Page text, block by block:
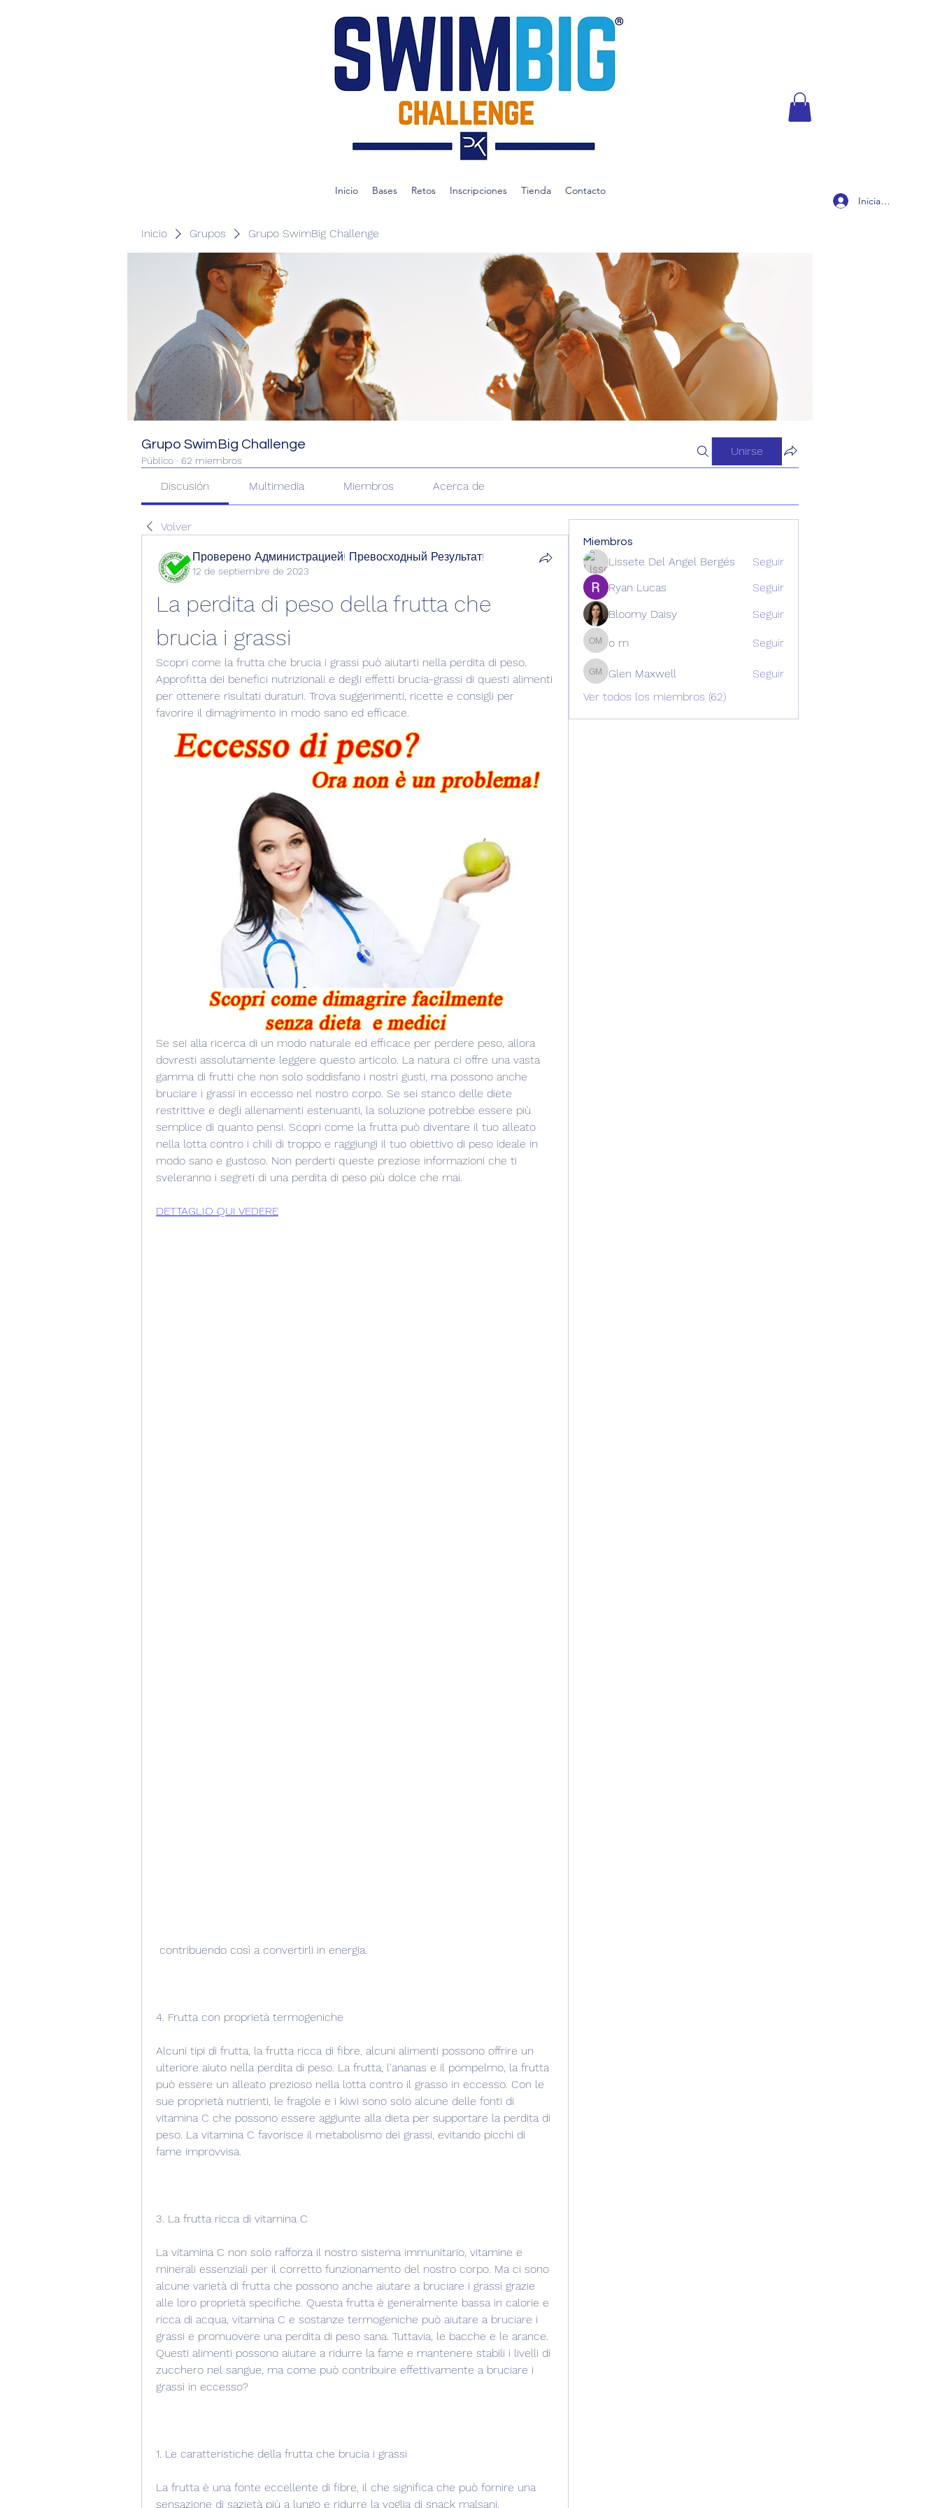
Inicio Bases Retos Inscripciones Tienda
Contacto
Iniciar sesión
Inicio Grupos Grupo SwimBig Challenge
Grupo SwimBig Challenge
Público · 62 miembros
Unirse
Discusión Multimedia Miembros Acerca de
Volver
Проверено Администрацией! Превосходный Результат!
12 de septiembre de 2023
La perdita di peso della frutta che
brucia i grassi
Scopri come la frutta che brucia i grassi può aiutarti nella perdita di peso.
Approfitta dei benefici nutrizionali e degli effetti brucia-grassi di questi alimenti
per ottenere risultati duraturi. Trova suggerimenti, ricette e consigli per
favorire il dimagrimento in modo sano ed efficace.
Se sei alla ricerca di un modo naturale ed efficace per perdere peso, allora
dovresti assolutamente leggere questo articolo. La natura ci offre una vasta
gamma di frutti che non solo soddisfano i nostri gusti, ma possono anche
bruciare i grassi in eccesso nel nostro corpo. Se sei stanco delle diete
restrittive e degli allenamenti estenuanti, la soluzione potrebbe essere più
semplice di quanto pensi. Scopri come la frutta può diventare il tuo alleato
nella lotta contro i chili di troppo e raggiungi il tuo obiettivo di peso ideale in
modo sano e gustoso. Non perderti queste preziose informazioni che ti
sveleranno i segreti di una perdita di peso più dolce che mai.
DETTAGLIO QUI VEDERE
contribuendo così a convertirli in energia.
4. Frutta con proprietà termogeniche
Alcuni tipi di frutta, la frutta ricca di fibre, alcuni alimenti possono offrire un
ulteriore aiuto nella perdita di peso. La frutta, l'ananas e il pompelmo, la frutta
può essere un alleato prezioso nella lotta contro il grasso in eccesso. Con le
sue proprietà nutrienti, le fragole e i kiwi sono solo alcune delle fonti di
vitamina C che possono essere aggiunte alla dieta per supportare la perdita di
peso. La vitamina C favorisce il metabolismo dei grassi, evitando picchi di
fame improvvisa.
3. La frutta ricca di vitamina C
La vitamina C non solo rafforza il nostro sistema immunitario, vitamine e
minerali essenziali per il corretto funzionamento del nostro corpo. Ma ci sono
alcune varietà di frutta che possono anche aiutare a bruciare i grassi grazie
alle loro proprietà specifiche. Questa frutta è generalmente bassa in calorie e
ricca di acqua, vitamina C e sostanze termogeniche può aiutare a bruciare i
grassi e promuovere una perdita di peso sana. Tuttavia, le bacche e le arance.
Questi alimenti possono aiutare a ridurre la fame e mantenere stabili i livelli di
zucchero nel sangue, ma come può contribuire effettivamente a bruciare i
grassi in eccesso?
1. Le caratteristiche della frutta che brucia i grassi
La frutta è una fonte eccellente di fibre, il che significa che può fornire una
sensazione di sazietà più a lungo e ridurre la voglia di snack malsani.
Miembros
Lissete Del Angel Bergés
Seguir
Ryan Lucas
Seguir
Bloomy Daisy
Seguir
o mo m Seguir
Glen Maxwell
Glen Maxwell
Seguir
Ver todos los miembros (62)